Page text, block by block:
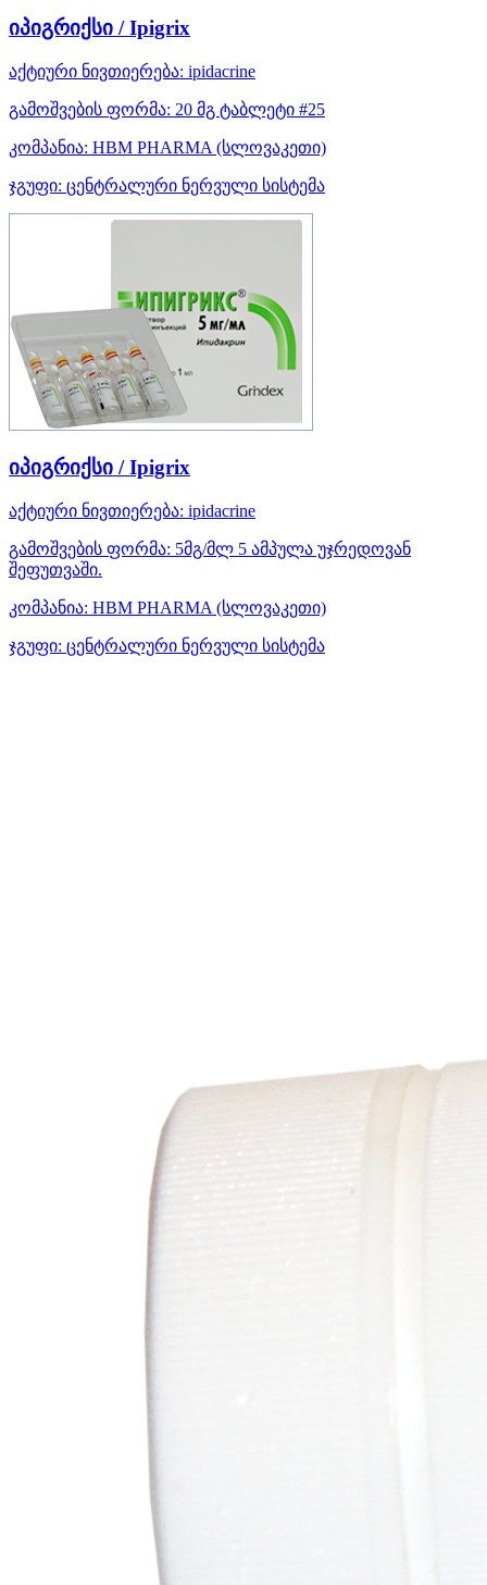
იპიგრიქსი / Ipigrix
აქტიური ნივთიერება: ipidacrine
გამოშვების ფორმა: 20 მგ ტაბლეტი #25
კომპანია: HBM PHARMA (სლოვაკეთი)
ჯგუფი: ცენტრალური ნერვული სისტემა
იპიგრიქსი / Ipigrix
აქტიური ნივთიერება: ipidacrine
გამოშვების ფორმა: 5მგ/მლ 5 ამპულა უჯრედოვან
შეფუთვაში.
კომპანია: HBM PHARMA (სლოვაკეთი)
ჯგუფი: ცენტრალური ნერვული სისტემა